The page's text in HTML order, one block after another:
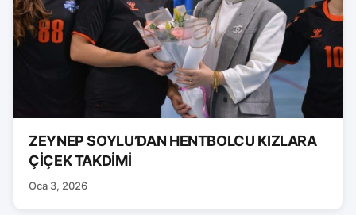
ZEYNEP SOYLU’DAN HENTBOLCU KIZLARA
ÇİÇEK TAKDİMİ
Oca 3, 2026